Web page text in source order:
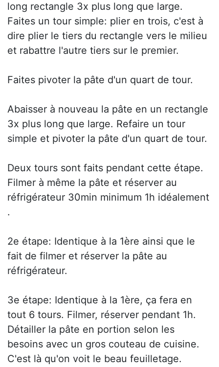
long rectangle 3x plus long que large.
Faites un tour simple: plier en trois, c'est à
dire plier le tiers du rectangle vers le milieu
et rabattre l'autre tiers sur le premier.
Faites pivoter la pâte d'un quart de tour.
Abaisser à nouveau la pâte en un rectangle
3x plus long que large. Refaire un tour
simple et pivoter la pâte d'un quart de tour.
Deux tours sont faits pendant cette étape.
Filmer à même la pâte et réserver au
réfrigérateur 30min minimum 1h idéalement
.
2e étape: Identique à la 1ère ainsi que le
fait de filmer et réserver la pâte au
réfrigérateur.
3e étape: Identique à la 1ère, ça fera en
tout 6 tours. Filmer, réserver pendant 1h.
Détailler la pâte en portion selon les
besoins avec un gros couteau de cuisine.
C'est là qu'on voit le beau feuilletage.